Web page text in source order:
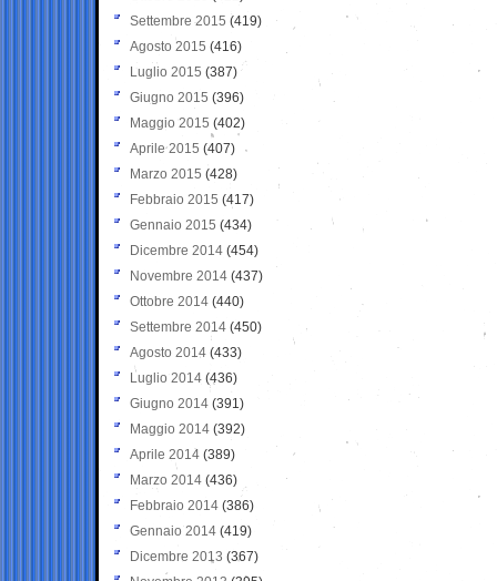
Settembre 2015 (419)
Agosto 2015 (416)
Luglio 2015 (387)
Giugno 2015 (396)
Maggio 2015 (402)
Aprile 2015 (407)
Marzo 2015 (428)
Febbraio 2015 (417)
Gennaio 2015 (434)
Dicembre 2014 (454)
Novembre 2014 (437)
Ottobre 2014 (440)
Settembre 2014 (450)
Agosto 2014 (433)
Luglio 2014 (436)
Giugno 2014 (391)
Maggio 2014 (392)
Aprile 2014 (389)
Marzo 2014 (436)
Febbraio 2014 (386)
Gennaio 2014 (419)
Dicembre 2013 (367)